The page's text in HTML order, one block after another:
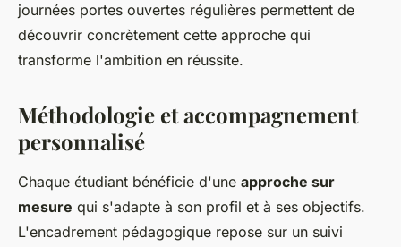
journées portes ouvertes régulières permettent de
découvrir concrètement cette approche qui
transforme l'ambition en réussite.
Méthodologie et accompagnement
personnalisé
Chaque étudiant bénéficie d'une approche sur
mesure qui s'adapte à son profil et à ses objectifs.
L'encadrement pédagogique repose sur un suivi